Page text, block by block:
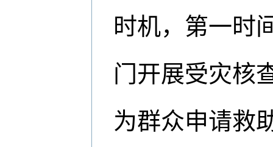
时机，第一时
门开展受灾核
为群众申请救